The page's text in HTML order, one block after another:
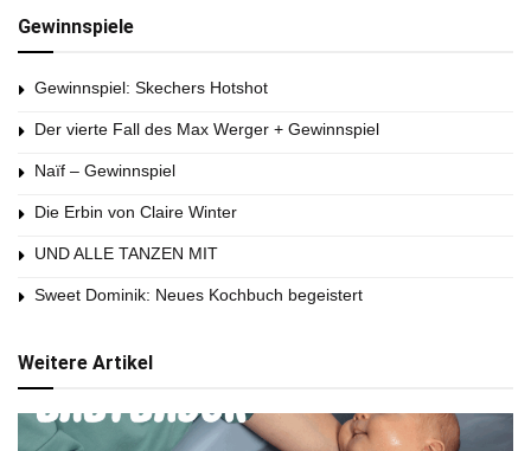
Gewinnspiele
Gewinnspiel: Skechers Hotshot
Der vierte Fall des Max Werger + Gewinnspiel
Naïf – Gewinnspiel
Die Erbin von Claire Winter
UND ALLE TANZEN MIT
Sweet Dominik: Neues Kochbuch begeistert
Weitere Artikel